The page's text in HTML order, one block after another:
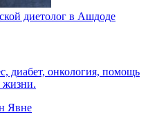
диетолог в Ашдоде
диабет, онкология, помощь
жизни.
Явне